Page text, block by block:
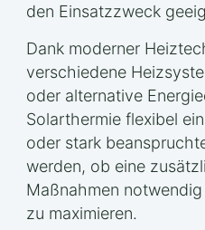
den Einsatzzweck
Dank moderner
verschiedene
oder alternative
Solarthermie flexibel
oder stark
werden, ob eine
Maßnahmen
zu maximieren.